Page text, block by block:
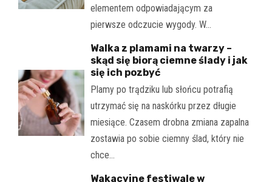
elementem odpowiadającym za
pierwsze odczucie wygody. W…
Walka z plamami na twarzy –
skąd się biorą ciemne ślady i jak
się ich pozbyć
Plamy po trądziku lub słońcu potrafią
utrzymać się na naskórku przez długie
miesiące. Czasem drobna zmiana zapalna
zostawia po sobie ciemny ślad, który nie
chce…
Wakacyjne festiwale w